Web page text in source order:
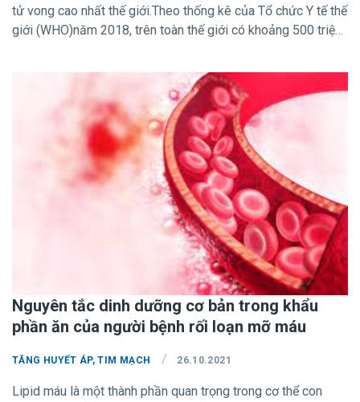
tử vong cao nhất thế giới.Theo thống kê của Tổ chức Y tế thế
giới (WHO)năm 2018, trên toàn thế giới có khoảng 500 triệu
đến suy thận mạn, như đái tháo đường, viêm cầu thận mạn,
tăng huyết áp, gút, béo phì, bệnh tự miễn, viêm gan do virus,
ung thư…Dù nguyên nhân là gì, kết cục cũng làm chức năng
của thận suy giảm và mất dần khả năng lọc, thải chất độc ra
khỏi cơ thể. Ngoài điều trị theo nguyên nhân và cơ chế bệnh
sinh, chế độ dinh dưỡng đóng một vai trò đặc biệt quan
trọng trong việc bảo tồn, duy trì và làm chậm sự suy giảm
Nguyên tắc dinh dưỡng cơ bản trong khẩu
phần ăn của người bệnh rối loạn mỡ máu
TĂNG HUYẾT ÁP, TIM MẠCH / 26.10.2021
Lipid máu là một thành phần quan trọng trong cơ thể con